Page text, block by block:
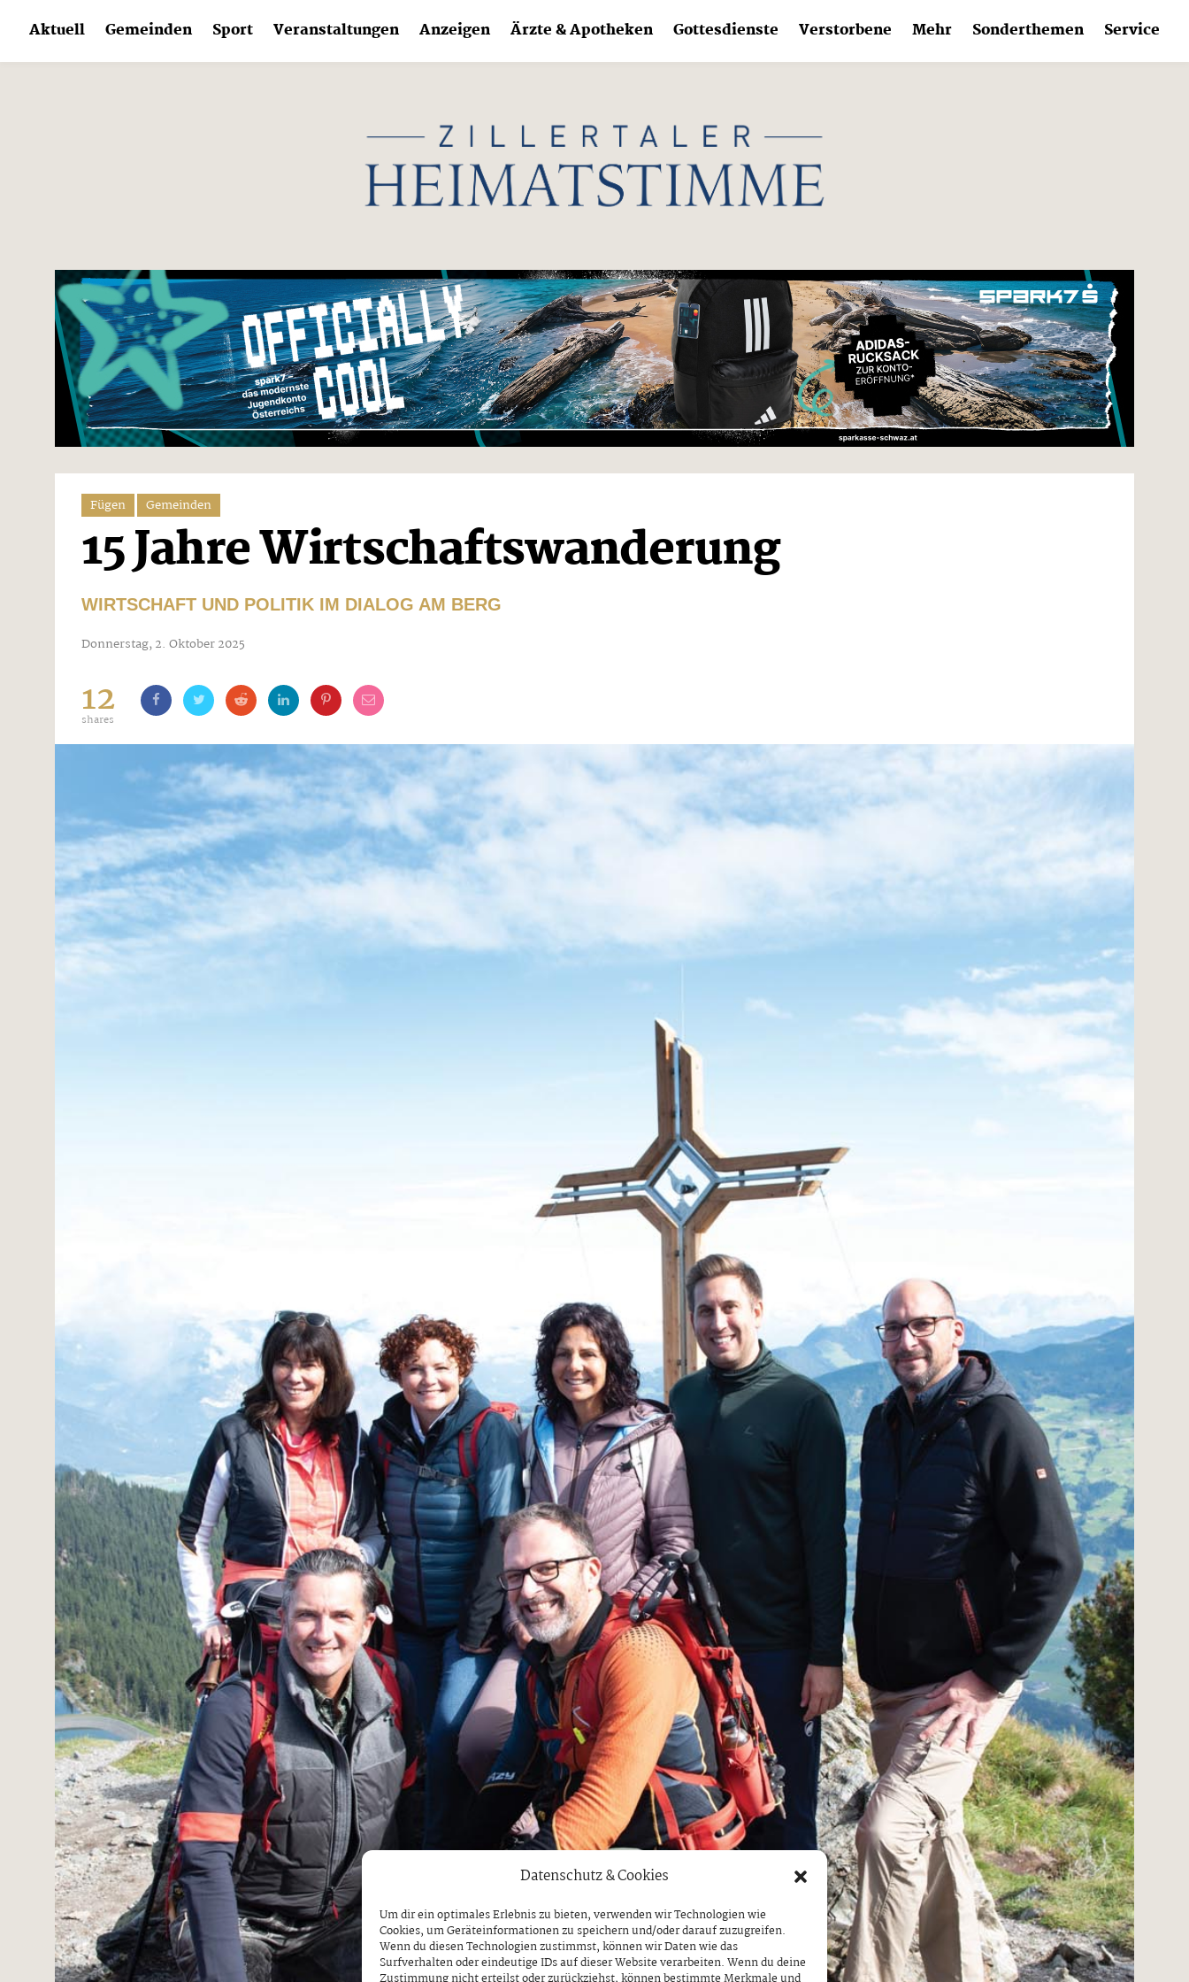
Datenschutz & Cookies
Um dir ein optimales Erlebnis zu bieten, verwenden wir Technologien wie
Cookies, um Geräteinformationen zu speichern und/oder darauf zuzugreifen.
Wenn du diesen Technologien zustimmst, können wir Daten wie das
Surfverhalten oder eindeutige IDs auf dieser Website verarbeiten. Wenn du deine
content
Aktuell Gemeinden Sport Veranstaltungen Anzeigen Ärzte & Apotheken Gottesdienste Verstorbene Mehr Sonderthemen Service
Fügen Gemeinden
15 Jahre Wirtschaftswanderung
WIRTSCHAFT UND POLITIK IM DIALOG AM BERG
Donnerstag, 2. Oktober 2025
12
shares